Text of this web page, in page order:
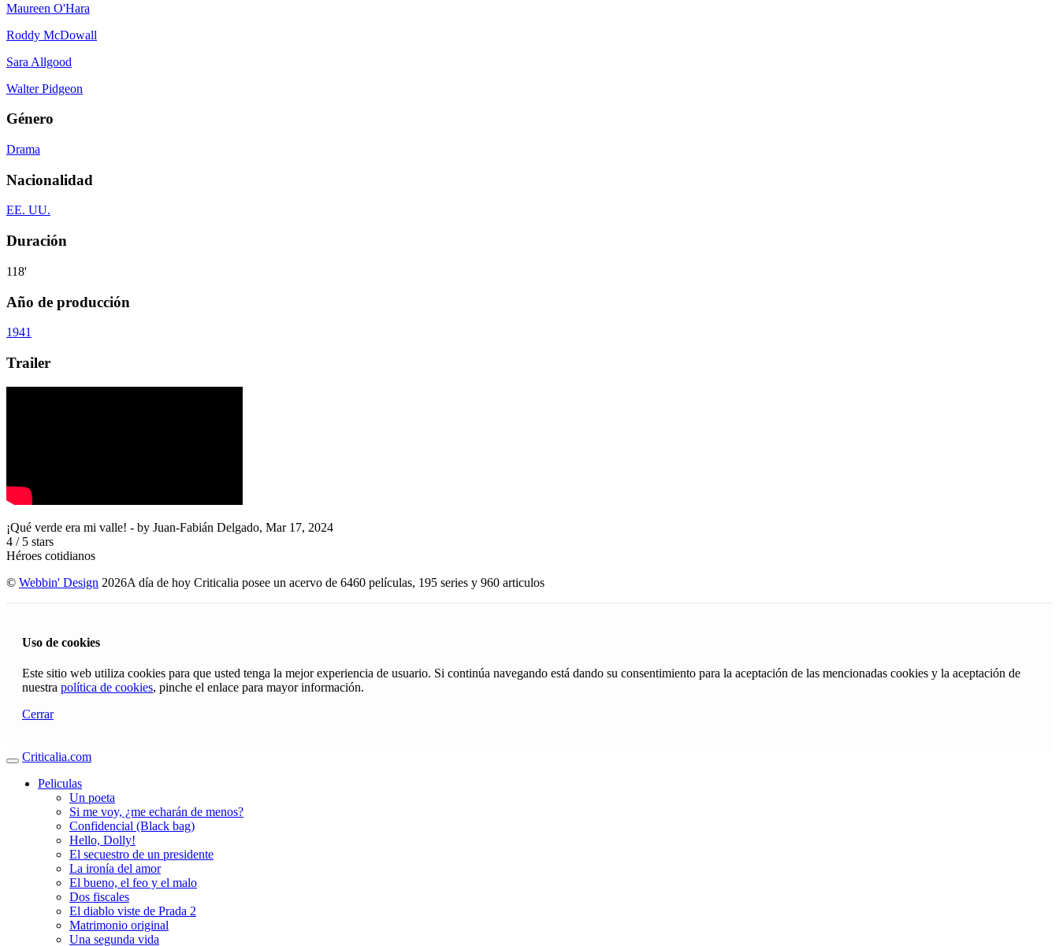
Maureen O'Hara
Roddy McDowall
Sara Allgood
Walter Pidgeon
Género
Drama
Nacionalidad
EE. UU.
Duración
118'
Año de producción
1941
Trailer
¡Qué verde era mi valle! - by Juan-Fabián Delgado, Mar 17, 2024
4 / 5 stars
Héroes cotidianos
© Webbin' Design 2026A día de hoy Criticalia posee un acervo de 6460 películas, 195 series y 960 articulos
Uso de cookies
Este sitio web utiliza cookies para que usted tenga la mejor experiencia de usuario. Si continúa navegando está dando su consentimiento para la aceptación de las mencionadas cookies y la aceptación de
nuestra política de cookies, pinche el enlace para mayor información.
Cerrar
Criticalia.com
Peliculas
Un poeta
Si me voy, ¿me echarán de menos?
Confidencial (Black bag)
Hello, Dolly!
El secuestro de un presidente
La ironía del amor
El bueno, el feo y el malo
Dos fiscales
El diablo viste de Prada 2
Matrimonio original
Una segunda vida